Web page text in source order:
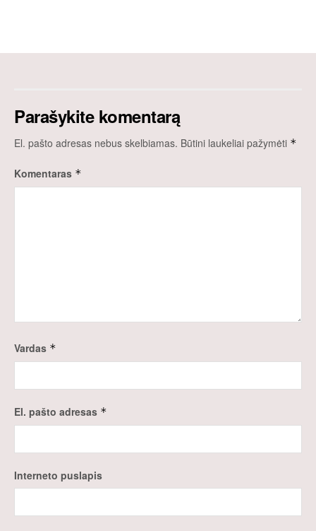
Parašykite komentarą
El. pašto adresas nebus skelbiamas. Būtini laukeliai pažymėti *
Komentaras *
Vardas *
El. pašto adresas *
Interneto puslapis